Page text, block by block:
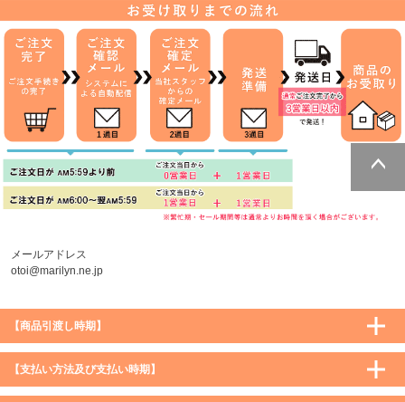
プへ
メールアドレス
otoi@marilyn.ne.jp
【商品引渡し時期】
【支払い方法及び支払い時期】